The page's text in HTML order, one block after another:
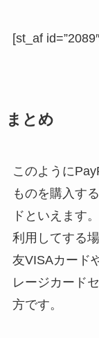
[st_af
まとめ
このように
ものを購入す
ドといえます
利用してする
友VISAカード
レージカード
方です。